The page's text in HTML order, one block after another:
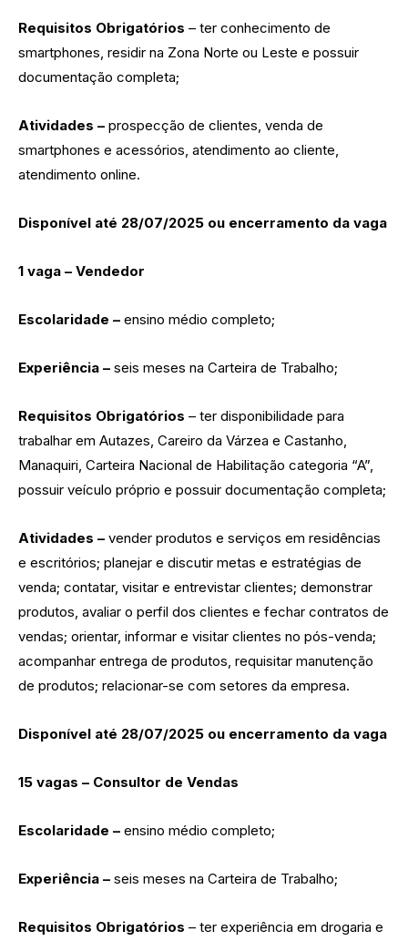
Requisitos Obrigatórios – ter conhecimento de
smartphones, residir na Zona Norte ou Leste e possuir
documentação completa;
Atividades – prospecção de clientes, venda de
smartphones e acessórios, atendimento ao cliente,
atendimento online.
Disponível até 28/07/2025 ou encerramento da vaga
1 vaga – Vendedor
Escolaridade – ensino médio completo;
Experiência – seis meses na Carteira de Trabalho;
Requisitos Obrigatórios – ter disponibilidade para
trabalhar em Autazes, Careiro da Várzea e Castanho,
Manaquiri, Carteira Nacional de Habilitação categoria “A”,
possuir veículo próprio e possuir documentação completa;
Atividades – vender produtos e serviços em residências
e escritórios; planejar e discutir metas e estratégias de
venda; contatar, visitar e entrevistar clientes; demonstrar
produtos, avaliar o perfil dos clientes e fechar contratos de
vendas; orientar, informar e visitar clientes no pós-venda;
acompanhar entrega de produtos, requisitar manutenção
de produtos; relacionar-se com setores da empresa.
Disponível até 28/07/2025 ou encerramento da vaga
15 vagas – Consultor de Vendas
Escolaridade – ensino médio completo;
Experiência – seis meses na Carteira de Trabalho;
Requisitos Obrigatórios – ter experiência em drogaria e